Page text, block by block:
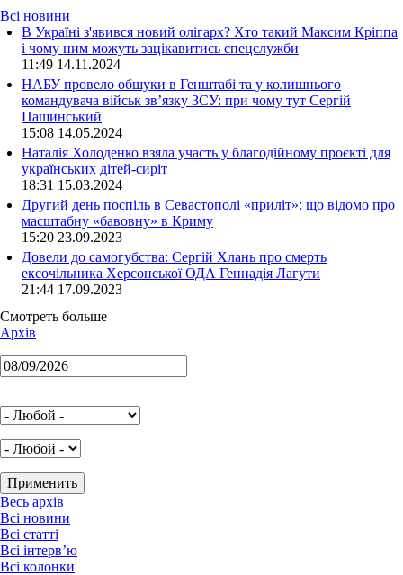
Всі новини
В Україні з'явився новий олігарх? Хто такий Максим Кріппа
і чому ним можуть зацікавитись спецслужби
11:49 14.11.2024
НАБУ провело обшуки в Генштабі та у колишнього
командувача військ зв’язку ЗСУ: при чому тут Сергій
Пашинський
15:08 14.05.2024
Наталія Холоденко взяла участь у благодійному проєкті для
українських дітей-сиріт
18:31 15.03.2024
Другий день поспіль в Севастополі «приліт»: що відомо про
масштабну «бавовну» в Криму
15:20 23.09.2023
Довели до самогубства: Сергій Хлань про смерть
ексочільника Херсонської ОДА Геннадія Лагути
21:44 17.09.2023
Смотреть больше
Архів
Весь архів
Всі новини
Всі статті
Всі інтерв’ю
Всі колонки